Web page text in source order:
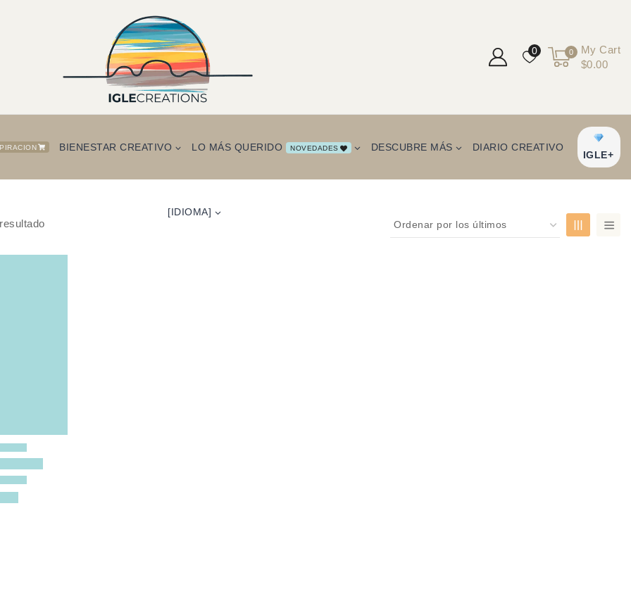
0 0
My Cart
$0.00
BIENESTAR CREATIVO LO MÁS QUERIDO NOVEDADES DESCUBRE MÁS DIARIO CREATIVO
[IDIOMA]
IGLE+